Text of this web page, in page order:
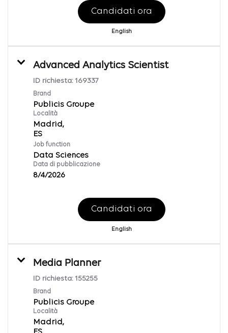
Candidati ora
English
Advanced Analytics Scientist
ID richiesta: 169337
Brand
Publicis Groupe
Località
Madrid,
Job function
Data Sciences
Data di pubblicazione
8/4/2026
Candidati ora
English
Media Planner
ID richiesta: 155255
Brand
Publicis Groupe
Località
Madrid,